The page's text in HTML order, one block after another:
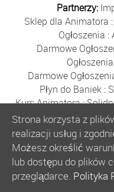
Partnerzy:
Sklep dla Animatora :
Ogłoszenia :
Darmowe
Ogłoszenia
Darmowe
Płyn do Baniek:
Kurs Animatora:
Bezpłatne
Bańki Mydlane
Szkolenie
Kurs
Kurs Animatora
Strona korzysta z
realizacji usług i
Możesz określić
lub dostępu do plików
przeglądarce. Polityka